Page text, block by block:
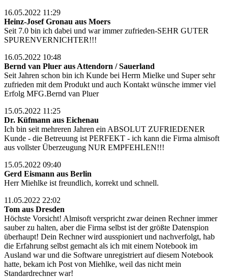
16.05.2022 11:29
Heinz-Josef Gronau aus Moers
Seit 7.0 bin ich dabei und war immer zufrieden-SEHR GUTER
SPURENVERNICHTER!!!
16.05.2022 10:48
Bernd van Pluer aus Attendorn / Sauerland
Seit Jahren schon bin ich Kunde bei Herrn Mielke und Super sehr
zufrieden mit dem Produkt und auch Kontakt wünsche immer viel
Erfolg MFG.Bernd van Pluer
15.05.2022 11:25
Dr. Küfmann aus Eichenau
Ich bin seit mehreren Jahren ein ABSOLUT ZUFRIEDENER
Kunde - die Betreuung ist PERFEKT - ich kann die Firma almisoft
aus vollster Überzeugung NUR EMPFEHLEN!!!
15.05.2022 09:40
Gerd Eismann aus Berlin
Herr Miehlke ist freundlich, korrekt und schnell.
11.05.2022 22:02
Tom aus Dresden
Höchste Vorsicht! Almisoft verspricht zwar deinen Rechner immer
sauber zu halten, aber die Firma selbst ist der größte Datenspion
überhaupt! Dein Rechner wird ausspioniert und nachverfolgt, hab
die Erfahrung selbst gemacht als ich mit einem Notebook im
Ausland war und die Software unregistriert auf diesem Notebook
hatte, bekam ich Post von Miehlke, weil das nicht mein
Standardrechner war!